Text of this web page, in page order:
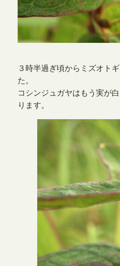
３時半過ぎ頃からミズオト
た。
コシンジュガヤはもう実が
ります。